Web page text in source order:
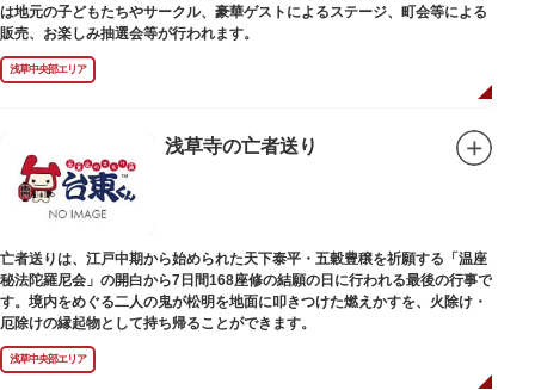
は地元の子どもたちやサークル、豪華ゲストによるステージ、町会等による
販売、お楽しみ抽選会等が行われます。
浅草中央部エリア
浅草寺の亡者送り
亡者送りは、江戸中期から始められた天下泰平・五穀豊穣を祈願する「温座
秘法陀羅尼会」の開白から7日間168座修の結願の日に行われる最後の行事で
す。境内をめぐる二人の鬼が松明を地面に叩きつけた燃えかすを、火除け・
厄除けの縁起物として持ち帰ることができます。
浅草中央部エリア